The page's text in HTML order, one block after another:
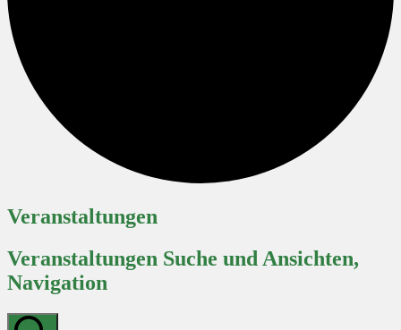
Veranstaltungen
Veranstaltungen Suche und Ansichten,
Navigation